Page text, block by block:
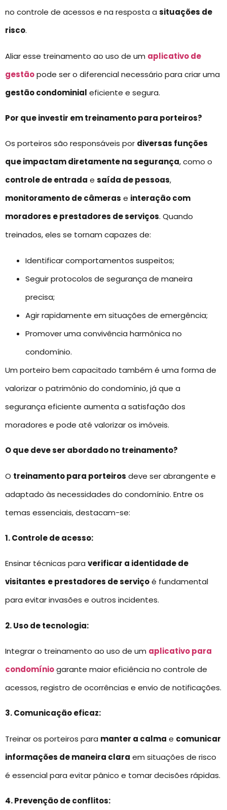
no controle de acessos e na resposta a situações de
risco.
Aliar esse treinamento ao uso de um aplicativo de
gestãopode ser o diferencial necessário para criar uma
gestão condominial eficiente e segura.
Por que investir em treinamento para porteiros?
Os porteiros são responsáveis por diversas funções
que impactam diretamente na segurança, como o
controle de entrada e saída de pessoas,
monitoramento de câmeras e interação com
moradores e prestadores de serviços. Quando
treinados, eles se tornam capazes de:
Identificar comportamentos suspeitos;
Seguir protocolos de segurança de maneira
precisa;
Agir rapidamente em situações de emergência;
Promover uma convivência harmônica no
condomínio.
Um porteiro bem capacitado também é uma forma de
valorizar o patrimônio do condomínio, já que a
segurança eficiente aumenta a satisfação dos
moradores e pode até valorizar os imóveis.
O que deve ser abordado no treinamento?
O treinamento para porteiros deve ser abrangente e
adaptado às necessidades do condomínio. Entre os
temas essenciais, destacam-se:
1. Controle de acesso:
Ensinar técnicas para verificar a identidade de
visitantes e prestadores de serviçoé fundamental
para evitar invasões e outros incidentes.
2. Uso de tecnologia:
Integrar o treinamento ao uso de um aplicativo para
condomíniogarante maior eficiência no controle de
acessos, registro de ocorrências e envio de notificações.
3. Comunicação eficaz:
Treinar os porteiros para manter a calma e comunicar
informações de maneira clara em situações de risco
é essencial para evitar pânico e tomar decisões rápidas.
4. Prevenção de conflitos: